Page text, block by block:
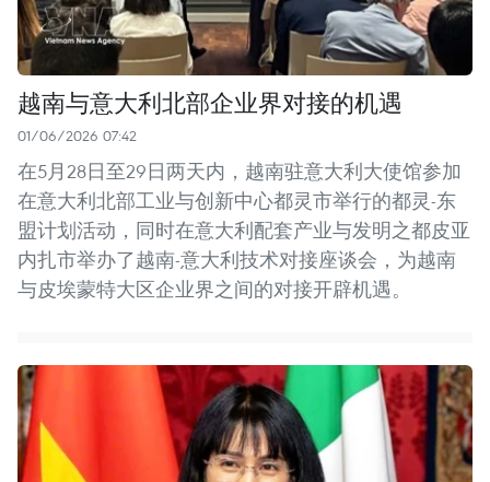
越南与意大利北部企业界对接的机遇
01/06/2026 07:42
在5月28日至29日两天内，越南驻意大利大使馆参加
在意大利北部工业与创新中心都灵市举行的都灵-东
盟计划活动，同时在意大利配套产业与发明之都皮亚
内扎市举办了越南-意大利技术对接座谈会，为越南
与皮埃蒙特大区企业界之间的对接开辟机遇。